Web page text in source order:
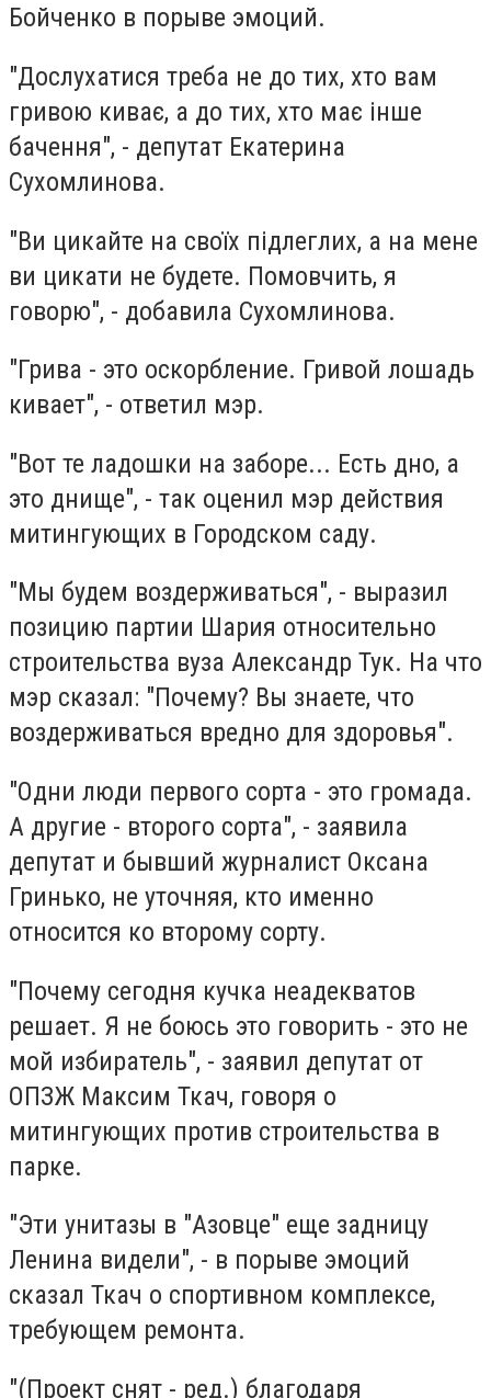
Бойченко в порыве эмоций.
"Дослухатися треба не до тих, хто вам
гривою киває, а до тих, хто має інше
бачення", - депутат Екатерина
Сухомлинова.
"Ви цикайте на своїх підлеглих, а на мене
ви цикати не будете. Помовчить, я
говорю", - добавила Сухомлинова.
"Грива - это оскорбление. Гривой лошадь
кивает", - ответил мэр.
"Вот те ладошки на заборе... Есть дно, а
это днище", - так оценил мэр действия
митингующих в Городском саду.
"Мы будем воздерживаться", - выразил
позицию партии Шария относительно
строительства вуза Александр Тук. На что
мэр сказал: "Почему? Вы знаете, что
воздерживаться вредно для здоровья".
"Одни люди первого сорта - это громада.
А другие - второго сорта", - заявила
депутат и бывший журналист Оксана
Гринько, не уточняя, кто именно
относится ко второму сорту.
"Почему сегодня кучка неадекватов
решает. Я не боюсь это говорить - это не
мой избиратель", - заявил депутат от
ОПЗЖ Максим Ткач, говоря о
митингующих против строительства в
парке.
"Эти унитазы в "Азовце" еще задницу
Ленина видели", - в порыве эмоций
сказал Ткач о спортивном комплексе,
требующем ремонта.
"(Проект снят - ред.) благодаря